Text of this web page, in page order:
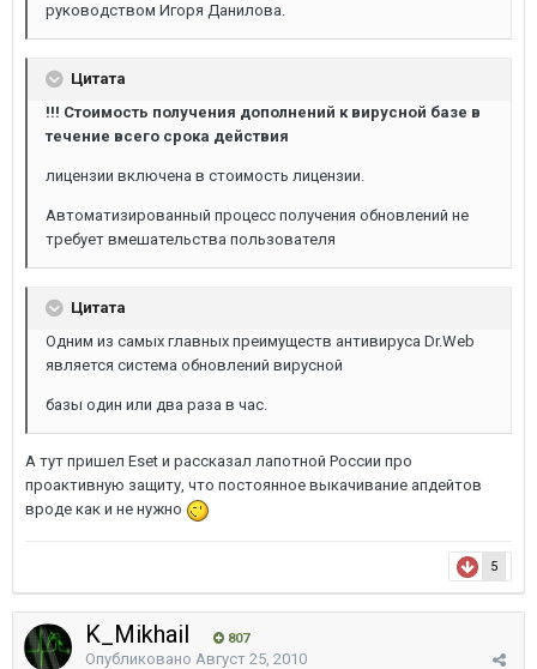
руководством Игоря Данилова.
Цитата
!!! Стоимость получения дополнений к вирусной базе в
течение всего срока действия
лицензии включена в стоимость лицензии.
Автоматизированный процесс получения обновлений не
требует вмешательства пользователя
Цитата
Одним из самых главных преимуществ антивируса Dr.Web
является система обновлений вирусной
базы один или два раза в час.
А тут пришел Eset и рассказал лапотной России про
проактивную защиту, что постоянное выкачивание апдейтов
вроде как и не нужно
5
K_Mikhail 807
Опубликовано Август 25, 2010